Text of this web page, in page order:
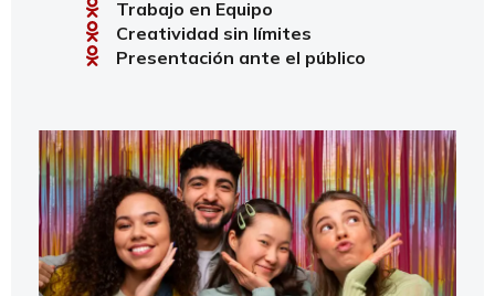
Trabajo en Equipo
Creatividad sin límites
Presentación ante el público